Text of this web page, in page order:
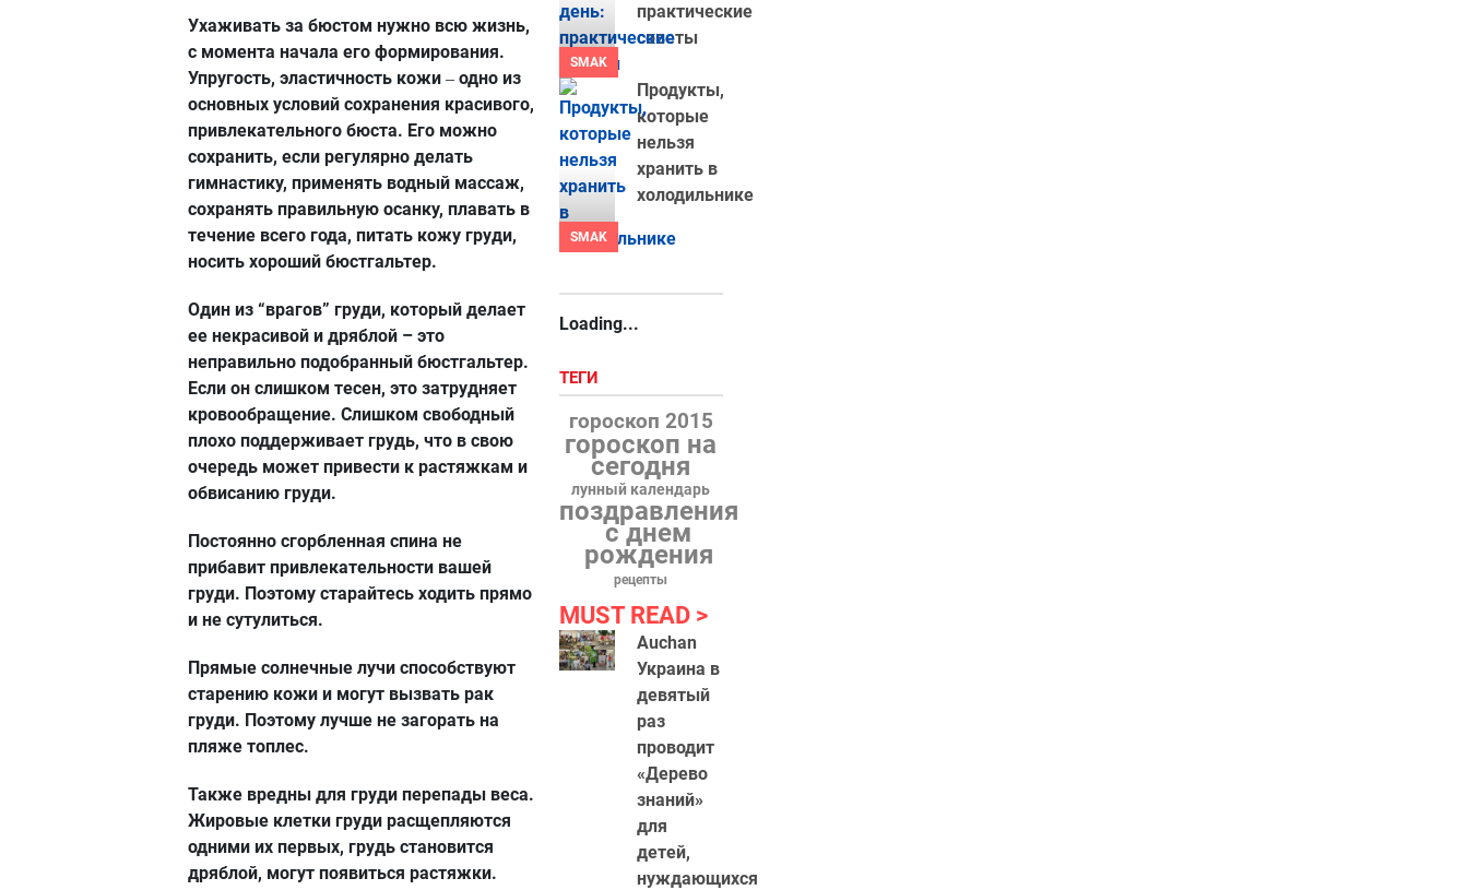
Ухаживать за бюстом нужно всю жизнь,
с момента начала его формирования.
Упругость, эластичность кожи – одно из
основных условий сохранения красивого,
привлекательного бюста. Его можно
сохранить, если регулярно делать
гимнастику, применять водный массаж,
сохранять правильную осанку, плавать в
течение всего года, питать кожу груди,
носить хороший бюстгальтер.
Один из “врагов” груди, который делает
ее некрасивой и дряблой – это
неправильно подобранный бюстгальтер.
Если он слишком тесен, это затрудняет
кровообращение. Слишком свободный
плохо поддерживает грудь, что в свою
очередь может привести к растяжкам и
обвисанию груди.
Постоянно сгорбленная спина не
прибавит привлекательности вашей
груди. Поэтому старайтесь ходить прямо
и не сутулиться.
Прямые солнечные лучи способствуют
старению кожи и могут вызвать рак
груди. Поэтому лучше не загорать на
пляже топлес.
Также вредны для груди перепады веса.
Жировые клетки груди расщепляются
одними их первых, грудь становится
дряблой, могут появиться растяжки.
SMAK
практические
советы
SMAK
Продукты,
которые
нельзя
хранить в
холодильнике
Loading...
ТЕГИ
гороскоп 2015
гороскоп на
сегодня
лунный календарь
поздравления
с днем
рождения
рецепты
MUST READ
Auchan
Украина в
девятый
раз
проводит
«Дерево
знаний»
для
детей,
нуждающихся